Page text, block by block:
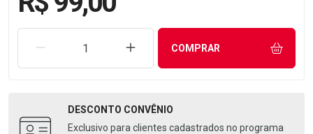
REMOVER UMA UNIDADEAUMENTAR UMA UNIDADE
COMPRAR
DESCONTO CONVÊNIO
Exclusivo para clientes cadastrados no programa